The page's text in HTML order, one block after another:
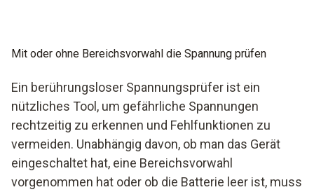
Mit oder ohne Bereichsvorwahl die Spannung prüfen
Ein berührungsloser Spannungsprüfer ist ein
nützliches Tool, um gefährliche Spannungen
rechtzeitig zu erkennen und Fehlfunktionen zu
vermeiden. Unabhängig davon, ob man das Gerät
eingeschaltet hat, eine Bereichsvorwahl
vorgenommen hat oder ob die Batterie leer ist, muss